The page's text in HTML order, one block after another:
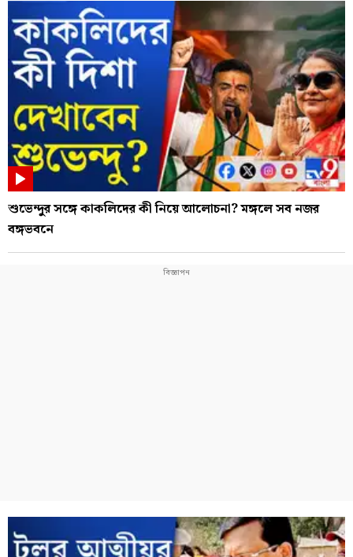
শুভেন্দুর সঙ্গে কাকলিদের কী নিয়ে আলোচনা? মঙ্গলে সব নজর
বঙ্গভবনে